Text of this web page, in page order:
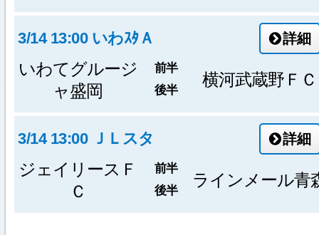
3/14 13:00 いわｽﾀＡ 詳細
いわてグルージ
ャ盛岡
前半
横河武蔵野ＦＣ
後半
3/14 13:00 ＪＬスタ 詳細
ジェイリースＦ
Ｃ
前半
ラインメール青
後半